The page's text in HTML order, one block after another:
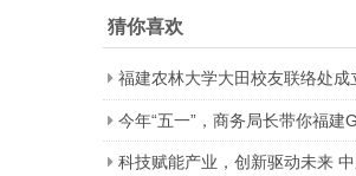
猜你喜欢
福建农林大学大田校友联络处成
今年“五一”，商务局长带你福建
科技赋能产业，创新驱动未来